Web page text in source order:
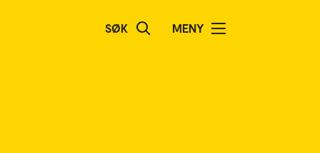
SØK MENY